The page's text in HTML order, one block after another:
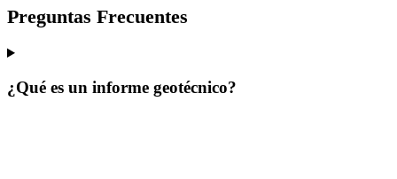
Preguntas Frecuentes
¿Qué es un informe geotécnico?